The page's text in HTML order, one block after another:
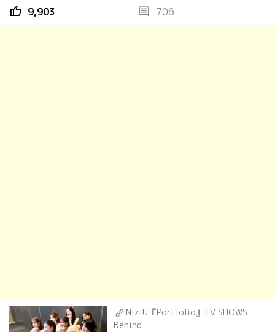
thumb_up 9,903 comment 706
NiziU『Portfolio』TV SHOWS
Behind